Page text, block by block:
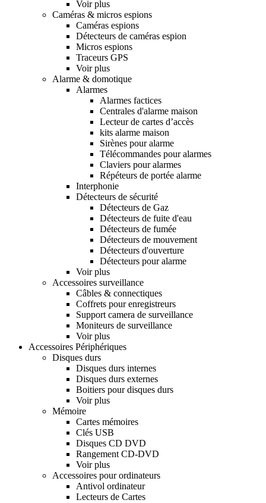
Voir plus
Caméras & micros espions
Caméras espions
Détecteurs de caméras espion
Micros espions
Traceurs GPS
Voir plus
Alarme & domotique
Alarmes
Alarmes factices
Centrales d'alarme maison
Lecteur de cartes d’accès
kits alarme maison
Sirènes pour alarme
Télécommandes pour alarmes
Claviers pour alarmes
Répéteurs de portée alarme
Interphonie
Détecteurs de sécurité
Détecteurs de Gaz
Détecteurs de fuite d'eau
Détecteurs de fumée
Détecteurs de mouvement
Détecteurs d'ouverture
Détecteurs pour alarme
Voir plus
Accessoires surveillance
Câbles & connectiques
Coffrets pour enregistreurs
Support camera de surveillance
Moniteurs de surveillance
Voir plus
Accessoires Périphériques
Disques durs
Disques durs internes
Disques durs externes
Boitiers pour disques durs
Voir plus
Mémoire
Cartes mémoires
Clés USB
Disques CD DVD
Rangement CD-DVD
Voir plus
Accessoires pour ordinateurs
Antivol ordinateur
Lecteurs de Cartes